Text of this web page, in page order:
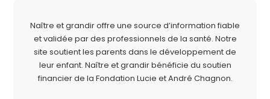
Naître et grandir offre une source d’information fiable
et validée par des professionnels de la santé. Notre
site soutient les parents dans le développement de
leur enfant. Naître et grandir bénéficie du soutien
financier de la Fondation Lucie et André Chagnon.